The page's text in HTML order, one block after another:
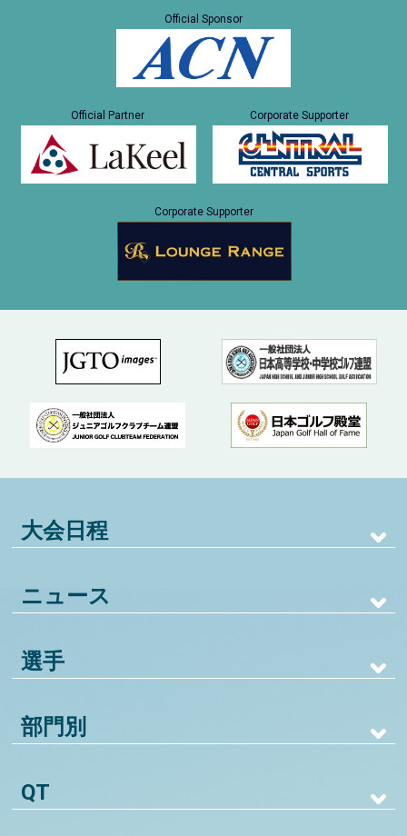
Official Sponsor
Official Partner Corporate Supporter
Corporate Supporter
大会日程
ニュース
選手
部門別
QT